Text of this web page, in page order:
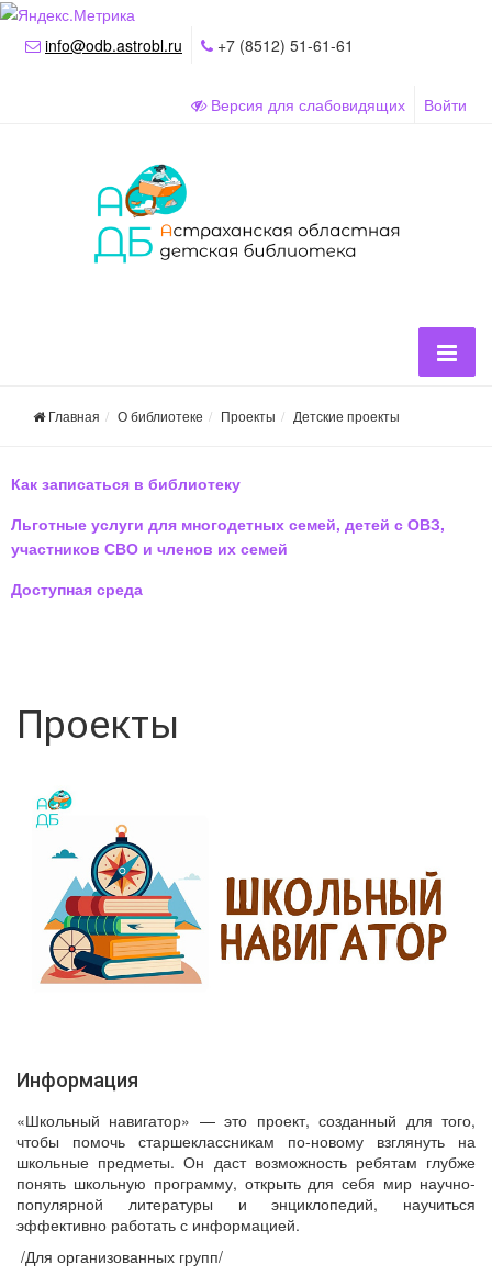
info@odb.astrobl.ru +7 (8512) 51-61-61
Версия для слабовидящих Войти
Главная О библиотеке Проекты Детские проекты
Как записаться в библиотеку
Льготные услуги для многодетных семей, детей с ОВЗ,
участников СВО и членов их семей
Доступная среда
Проекты
Информация
«Школьный навигатор» — это проект, созданный для того,
чтобы помочь старшеклассникам по-новому взглянуть на
школьные предметы. Он даст возможность ребятам глубже
понять школьную программу, открыть для себя мир научно-
популярной литературы и энциклопедий, научиться
эффективно работать с информацией.
/Для организованных групп/